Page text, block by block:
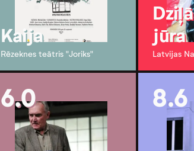
Kaija
Rēzeknes teātris "Joriks"
jūra
Latvijas
6.0 8.6